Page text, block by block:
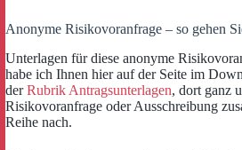
Anonyme Risikovoranfrage – so gehen
Unterlagen für diese anonyme
habe ich Ihnen hier auf der Seite im
derRubrik Antragsunterlagen, dort ganz
Risikovoranfrage oder Ausschreibung
Reihe nach.